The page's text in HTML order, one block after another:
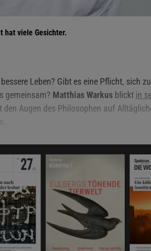
hat viele Gesichter.
Leben? Gibt es eine Pflicht, sich
gemeinsam? Matthias Warkusblickt in
den Augen des Philosophen auf
ich mich an dieser Stelle damit
sindund was an den gängigen
Thema dran sein könnte.
heute den gleichen Blick auf eine
unterstellt wird, nämlich die
scheint eine Binsenweisheit zu